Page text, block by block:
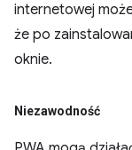
internetowej
że po
oknie.
Niezawodność